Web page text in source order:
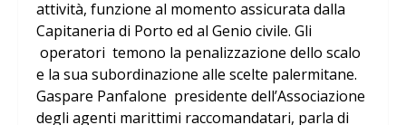
attività, funzione al momento assicurata dalla
Capitaneria di Porto ed al Genio civile. Gli
operatori temono la penalizzazione dello scalo
e la sua subordinazione alle scelte palermitane.
Gaspare Panfalone presidente dell’Associazione
degli agenti marittimi raccomandatari, parla di